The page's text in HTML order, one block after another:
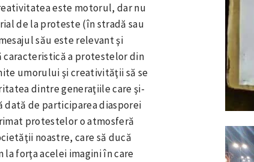
este motorul, dar nu
de la proteste (în stradă sau
său este relevant şi
a protestelor din
umorului şi creativităţii să se
dintre generaţiile care şi-
dată de participarea diasporei
protestelor o atmosferă
noastre, care să ducă
la forţa acelei imagini în care